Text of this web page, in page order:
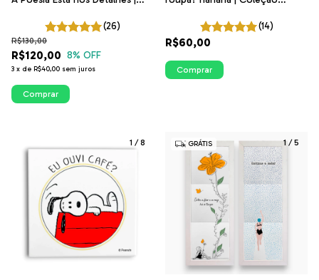
(26)
R$120,00
R$130,00
8% OFF
3 x de R$40,00 sem juros
Comprar
(14)
R$60,00
Comprar
1 /8 1/5
GRÁTIS